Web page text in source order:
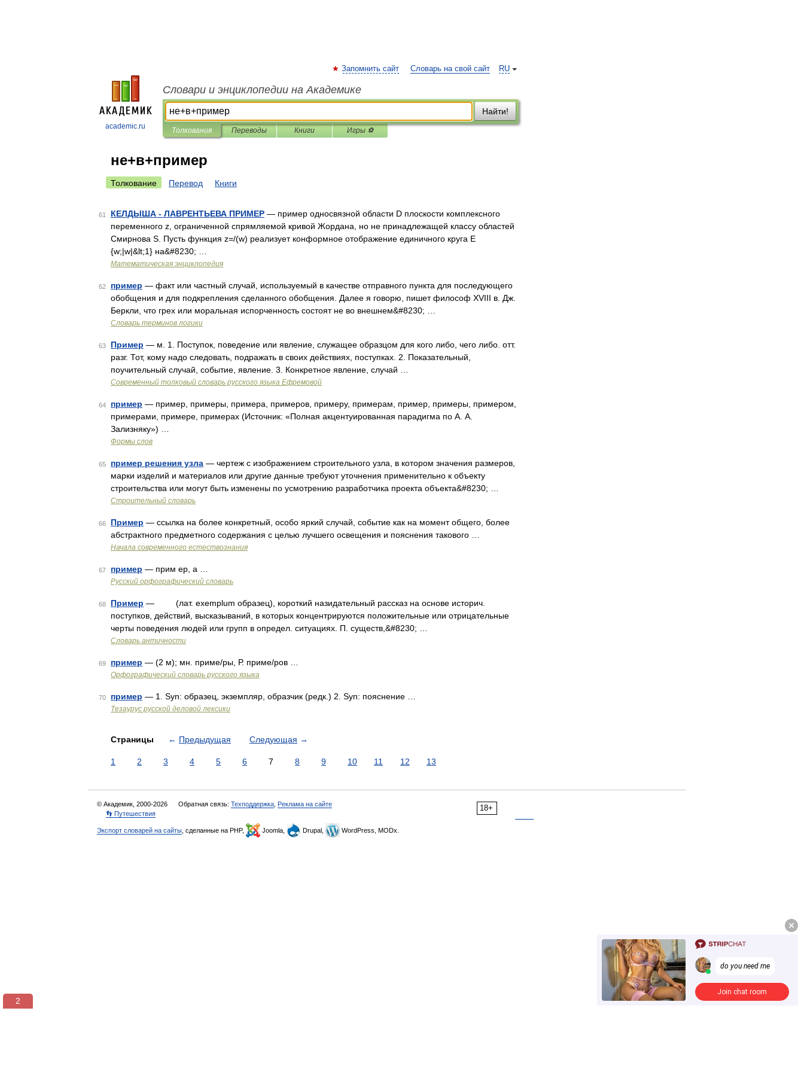
academic.ru
RU
Запомнить сайт Словарь на свой сайт
Словари и энциклопедии на Академике
Найти!
Толкования Переводы Книги Игры ⚽
не+в+пример
Толкование Перевод Книги
61 КЕЛДЫША - ЛАВРЕНТЬЕВА ПРИМЕР — пример односвязной области D плоскости комплексного
переменного z, ограниченной спрямляемой кривой Жордана, но не принадлежащей классу областей
Смирнова S. Пусть функция z=/(w) реализует конформное отображение единичного круга Е
{w;|w|&lt;1} на&#8230; …
Математическая энциклопедия
62 пример — факт или частный случай, используемый в качестве отправного пункта для последующего
обобщения и для подкрепления сделанного обобщения. Далее я говорю, пишет философ XVIII в. Дж.
Беркли, что грех или моральная испорченность состоят не во внешнем&#8230; …
Словарь терминов логики
63 Пример — м. 1. Поступок, поведение или явление, служащее образцом для кого либо, чего либо. отт.
разг. Тот, кому надо следовать, подражать в своих действиях, поступках. 2. Показательный,
поучительный случай, событие, явление. 3. Конкретное явление, случай …
Современный толковый словарь русского языка Ефремовой
64 пример — пример, примеры, примера, примеров, примеру, примерам, пример, примеры, примером,
примерами, примере, примерах (Источник: «Полная акцентуированная парадигма по А. А.
Зализняку») …
Формы слов
65 пример решения узла — чертеж с изображением строительного узла, в котором значения размеров,
марки изделий и материалов или другие данные требуют уточнения применительно к объекту
строительства или могут быть изменены по усмотрению разработчика проекта объекта&#8230; …
Строительный словарь
66 Пример — ссылка на более конкретный, особо яркий случай, событие как на момент общего, более
абстрактного предметного содержания с целью лучшего освещения и пояснения такового …
Начала современного естествознания
67 пример — прим ер, а …
Русский орфографический словарь
68 Пример — (лат. exemplum образец), короткий назидательный рассказ на основе историч.
поступков, действий, высказываний, в которых концентрируются положительные или отрицательные
черты поведения людей или групп в определ. ситуациях. П. существ,&#8230; …
Словарь античности
69 пример — (2 м); мн. приме/ры, Р. приме/ров …
Орфографический словарь русского языка
70 пример — 1. Syn: образец, экземпляр, образчик (редк.) 2. Syn: пояснение …
Тезаурус русской деловой лексики
Страницы ← Предыдущая Следующая →
1 2 3 4 5 6 7 8 9 10 11 12 13
18+
© Академик, 2000-2026 Обратная связь: Техподдержка Реклама на сайте
👣 Путешествия
Экспорт словарей на сайты , сделанные на PHP, Joomla, Drupal, WordPress, MODx.
1